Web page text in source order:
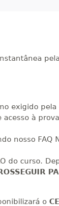
exigido pela
à
nosso FAQ
do curso.
o